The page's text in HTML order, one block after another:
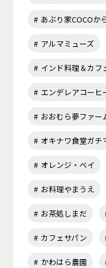
あぶり家COCOか
アルマミューズ
インド料理＆カフ
エンデレアコーヒ
おおむら夢ファー
オキナワ食堂ガチ
オレンジ・ベイ
お料理やまうえ
お茶処しまだ
カフェサパン
かわはら農園